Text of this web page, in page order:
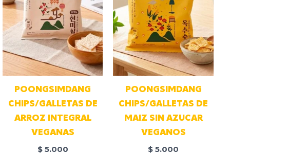
POONGSIMDANG
CHIPS/GALLETAS DE
ARROZ INTEGRAL
VEGANAS
$5.000
POONGSIMDANG
CHIPS/GALLETAS DE
MAIZ SIN AZUCAR
VEGANOS
$ 5.000